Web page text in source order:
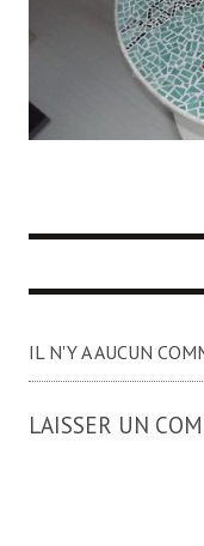
IL N'Y A AUCUN
LAISSER UN